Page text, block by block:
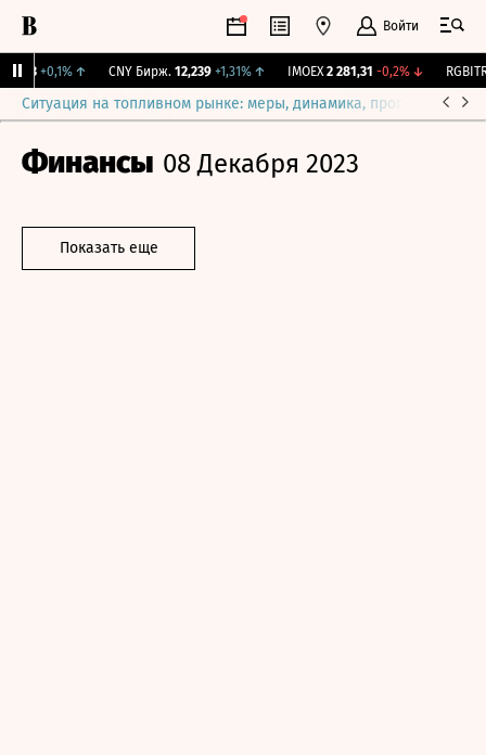
Войти
+0,1% ↑ CNY Бирж. 12,239 +1,31% ↑ IMOEX 2 281,31 -0,2%↓ RGBITR
Ситуация на топливном рынке: меры, динамика, прогнозы
Финансы 08 Декабря 2023
Показать еще